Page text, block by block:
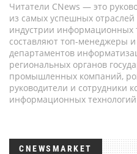
Читатели CNews — это
из самых успешных отраслей
индустрии информационных
составляют топ-менеджеры
департаментов
региональных органов
промышленных компаний,
руководители и сотрудники
информационных технологий
CNEWSMARKET